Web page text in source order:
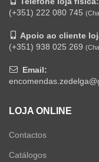
(+351) 222 080 745
Apoio ao cliente
(+351) 938 025 269
Email:
LOJA ONLINE
Contactos
Catálogos